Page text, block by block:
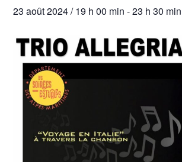
23 août 2024 / 19 h 00 min -23 h 30 min